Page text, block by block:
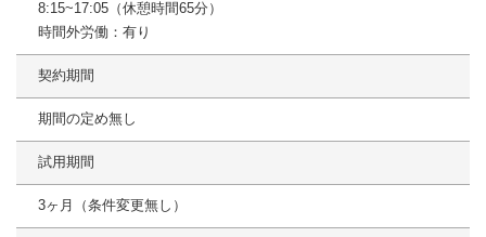
8:15~17:05（休憩時間65分）
時間外労働：有り
契約期間
期間の定め無し
試用期間
3ヶ月（条件変更無し）